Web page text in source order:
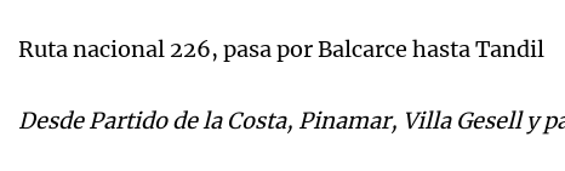
Ruta nacional 226, pasa por Balcarce hasta Tandil
Desde Partido de la Costa, Pinamar, Villa Gesell y